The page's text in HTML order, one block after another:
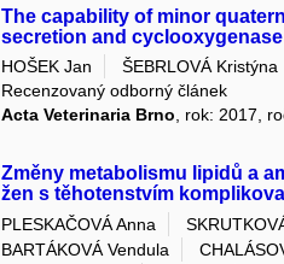
The capability of minor
secretion and
HOŠEK Jan ŠEBRLOVÁ Kristýna
Recenzovaný odborný článek
Acta Veterinaria Brno, rok: 2017,
Změny metabolismu lipidů a
žen s těhotenstvím
PLESKAČOVÁ Anna
BARTÁKOVÁ Vendula